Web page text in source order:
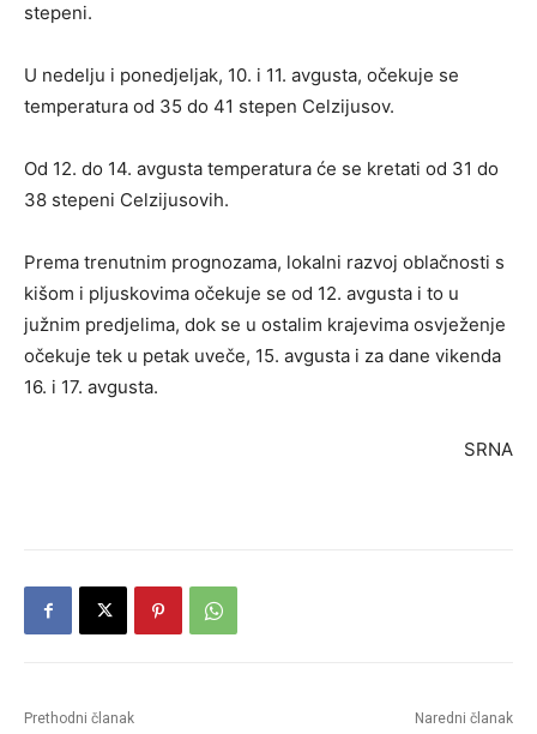
stepeni.
U nedelju i ponedjeljak, 10. i 11. avgusta, očekuje se
temperatura od 35 do 41 stepen Celzijusov.
Od 12. do 14. avgusta temperatura će se kretati od 31 do
38 stepeni Celzijusovih.
Prema trenutnim prognozama, lokalni razvoj oblačnosti s
kišom i pljuskovima očekuje se od 12. avgusta i to u
južnim predjelima, dok se u ostalim krajevima osvježenje
očekuje tek u petak uveče, 15. avgusta i za dane vikenda
16. i 17. avgusta.
SRNA
Prethodni članak Naredni članak